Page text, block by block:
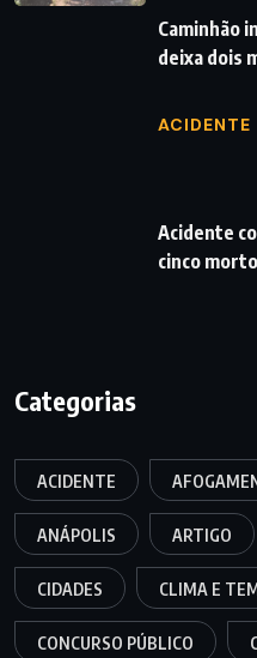
Caminhão
deixa dois
ACIDENTE
Acidente
cinco
Categorias
ACIDENTE
ANÁPOLIS ARTIGO
CIDADES CLIMA E
CONCURSO PÚBLICO